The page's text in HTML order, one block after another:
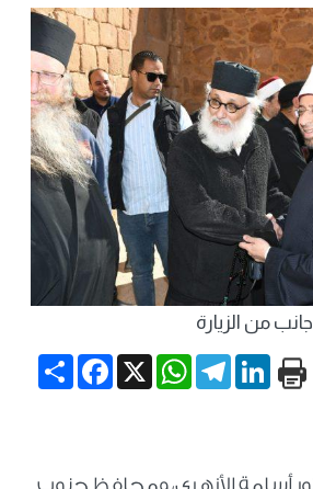
جانب من الزيارة
Share
Facebook X
WhatsApp
TelegramLinkedIn